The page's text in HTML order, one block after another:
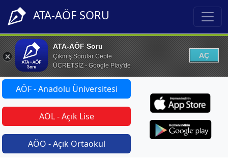
ATA-AÖF SORU
ATA-AÖF Soru
Çıkmış Sorular Cepte
ÜCRETSİZ - Google Play'de
AÇ
AÖF - Anadolu Üniversitesi
AÖL - Açık Lise
AÖO - Açık Ortaokul